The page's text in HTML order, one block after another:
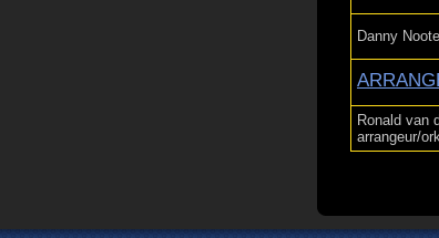
Danny
Ronald van
arrangeur/